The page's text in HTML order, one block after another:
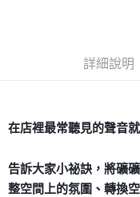
每筆NT$80，滿
每筆NT$80，滿
每筆NT$80，滿
詳細說明
在店裡最常聽見的聲音
告訴大家小祕訣，將礦
整空間上的氛圍、轉換